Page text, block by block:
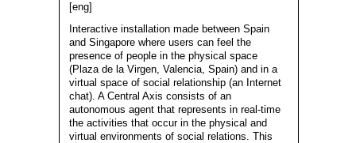
[eng]
Interactive installation made between Spain
and Singapore where users can feel the
presence of people in the physical space
(Plaza de la Virgen, Valencia, Spain) and in a
virtual space of social relationship (an Internet
chat). A Central Axis consists of an
autonomous agent that represents in real-time
the activities that occur in the physical and
virtual environments of social relations. This